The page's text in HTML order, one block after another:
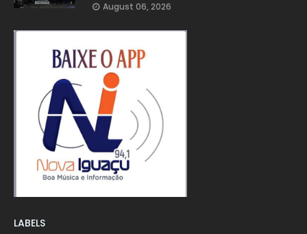
August 06, 2026
LABELS